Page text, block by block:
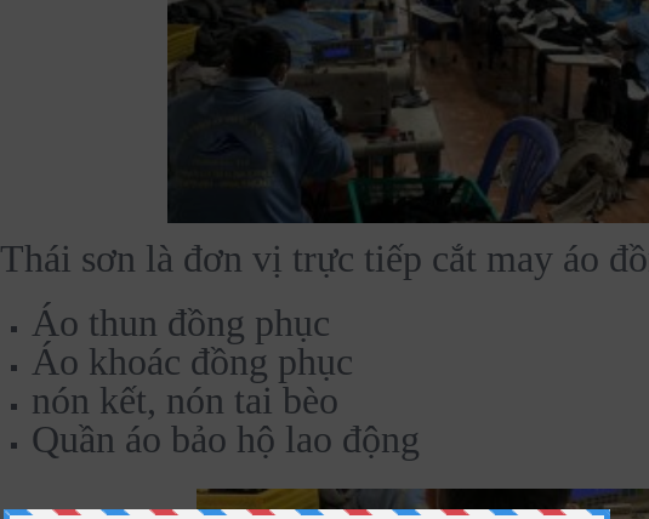
Thái sơn là đơn vị trực tiếp cắt may áo
Áo thun đồng phục
Áo khoác đồng phục
nón kết, nón tai bèo
Quần áo bảo hộ lao động